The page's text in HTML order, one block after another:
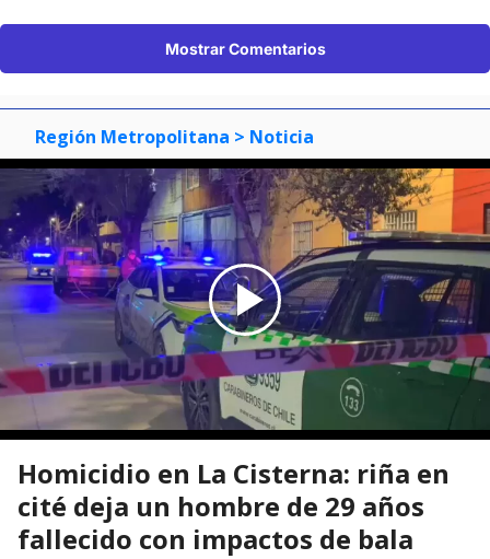
Mostrar Comentarios
Región Metropolitana > Noticia
Homicidio en La Cisterna: riña en
cité deja un hombre de 29 años
fallecido con impactos de bala